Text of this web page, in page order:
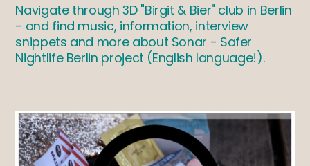
Navigate through 3D "Birgit & Bier" club in Berlin
- and find music, information, interview
snippets and more about Sonar - Safer
Nightlife Berlin project (English language!).